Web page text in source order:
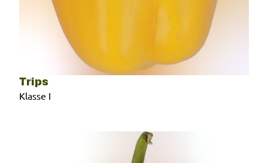
Trips
Klasse I